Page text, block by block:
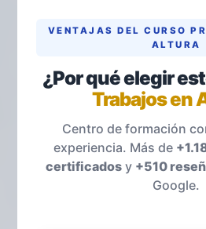
VENTAJAS DEL CURSO
ALTURA
¿Por qué elegir
Trabajos en
Centro de formación
experiencia. Más de
certificadosy +510
Google.